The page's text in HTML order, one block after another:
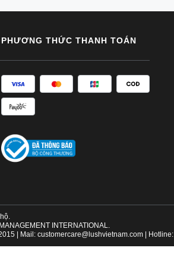
PHƯƠNG THỨC THANH TOÁN
INTERNATIONAL.
| Mail: customercare@lushvietnam.com| Hotline: